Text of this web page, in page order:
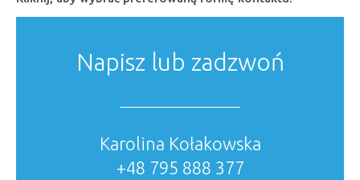
Napisz lub zadzwoń
Karolina Kołakowska
+48 795 888 377